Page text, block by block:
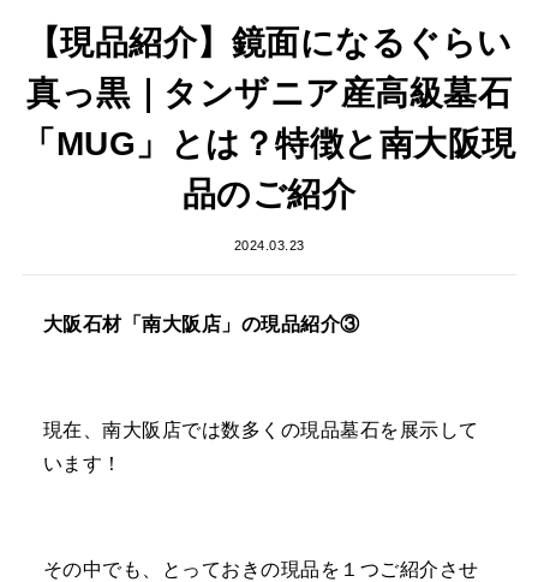
【現品紹介】鏡面になるぐらい
真っ黒｜タンザニア産高級墓石
「MUG」とは？特徴と南大阪現
品のご紹介
2024.03.23
大阪石材「南大阪店」の現品紹介③
現在、南大阪店では数多くの現品墓石を展示して
います！
その中でも、とっておきの現品を１つご紹介させ